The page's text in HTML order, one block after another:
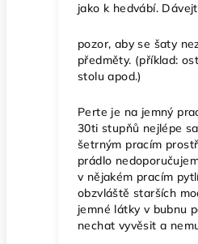
jako k hedvábí.
pozor, aby se šaty
předměty. (příklad:
stolu apod.)
Perte je na jemný
30ti stupňů nejlépe
šetrným pracím
prádlo
v nějakém pracím
obzvláště starších
jemné látky v bubnu
nechat vyvěsit a